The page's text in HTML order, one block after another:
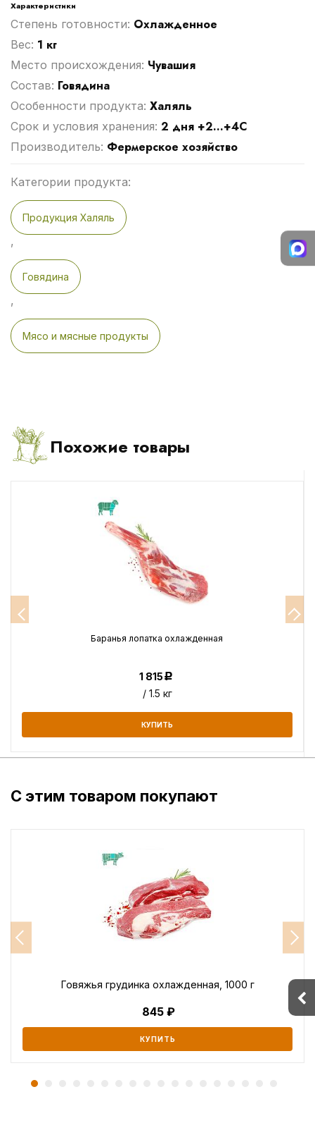
Характеристики
Степень готовности: Охлажденное
Вес: 1 кг
Место происхождения: Чувашия
Cостав: Говядина
Особенности продукта: Халяль
Срок и условия хранения: 2 дня +2...+4С
Производитель: Фермерское хозяйство
Категории продукта:
Продукция Халяль
,
Говядина
,
Мясо и мясные продукты
Похожие товары
Баранья лопатка охлажденная
1 815Р
/ 1.5 кг
КУПИТЬ
С этим товаром покупают
Говяжья грудинка охлажденная, 1000 г
845
КУПИТЬ